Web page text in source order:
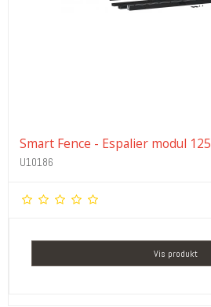
Smart Fence - Espalier modul 125
U10186
Vis produkt